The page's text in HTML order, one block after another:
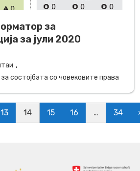
за
за јули 2020
,
состојбата со човековите права
13 14 15 16 … 34